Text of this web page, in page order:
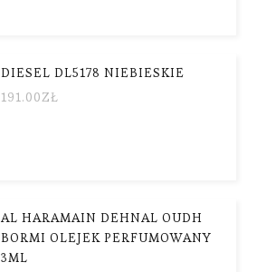
DIESEL DL5178 NIEBIESKIE
191.00ZŁ
AL HARAMAIN DEHNAL OUDH
BORMI OLEJEK PERFUMOWANY
3ML